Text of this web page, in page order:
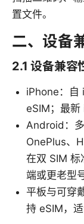
置文件。
二、设备
2.1 设备兼容
iPhone：自
eSIM；最新
Android：
OnePlus、
在双 SIM 标
端或更老型
平板与可穿
持 eSIM，